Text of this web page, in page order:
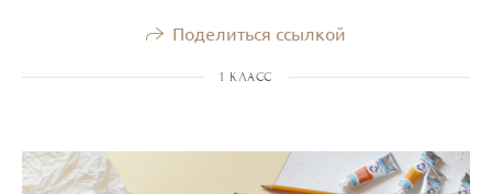
Поделиться ссылкой
1 КЛАСС